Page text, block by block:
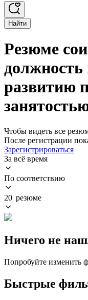
Найти
Резюме
должность
развитию
Чтобы видеть все
После регистрации
Зарегистрироваться
За всё время
По соответствию
20 резюме
Ничего не
Попробуйте изменить
Быстрые